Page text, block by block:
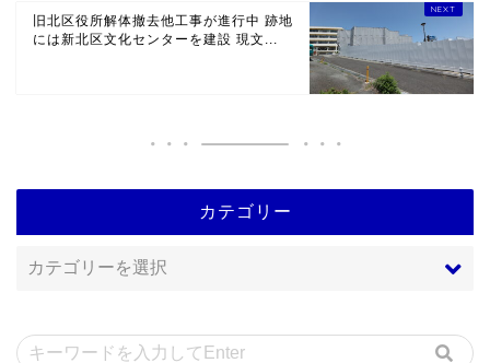
旧北区役所解体撤去他工事が進行中 跡地
には新北区文化センターを建設 現文...
カテゴリー